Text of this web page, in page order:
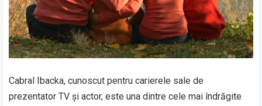
Cabral Ibacka, cunoscut pentru carierele sale de
prezentator TV și actor, este una dintre cele mai îndrăgite